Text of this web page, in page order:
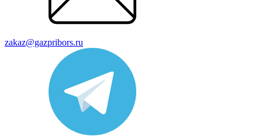
zakaz@gazpribors.ru